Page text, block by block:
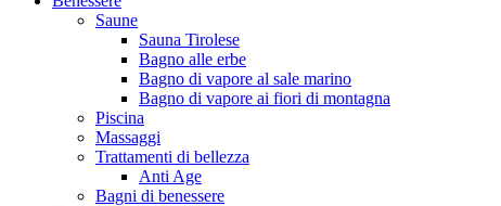
Saune
Sauna Tirolese
Bagno alle erbe
Bagno di vapore al sale marino
Bagno di vapore ai fiori di montagna
Piscina
Massaggi
Trattamenti di bellezza
Anti Age
Bagni di benessere